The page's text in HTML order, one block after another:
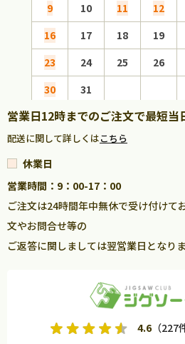
9
10 11 12
16
17 18 19
23
24 25 26
30
31
営業日12時までのご注文で最短当
配送に関して詳しくはこちら
休業日
営業時間：9：00-17：00
ご注文は24時間年中無休で受け付けて
文やお問合せ等の
ご返答に関しましては翌営業日となりま
4.6 （227